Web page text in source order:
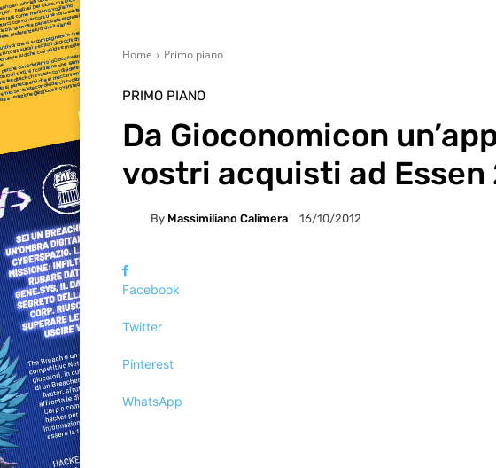
Home Primo piano
PRIMO PIANO
Da Gioconomicon
vostri acquisti ad Essen
By Massimiliano Calimera 16/10/2012
Facebook
Twitter
Pinterest
WhatsApp